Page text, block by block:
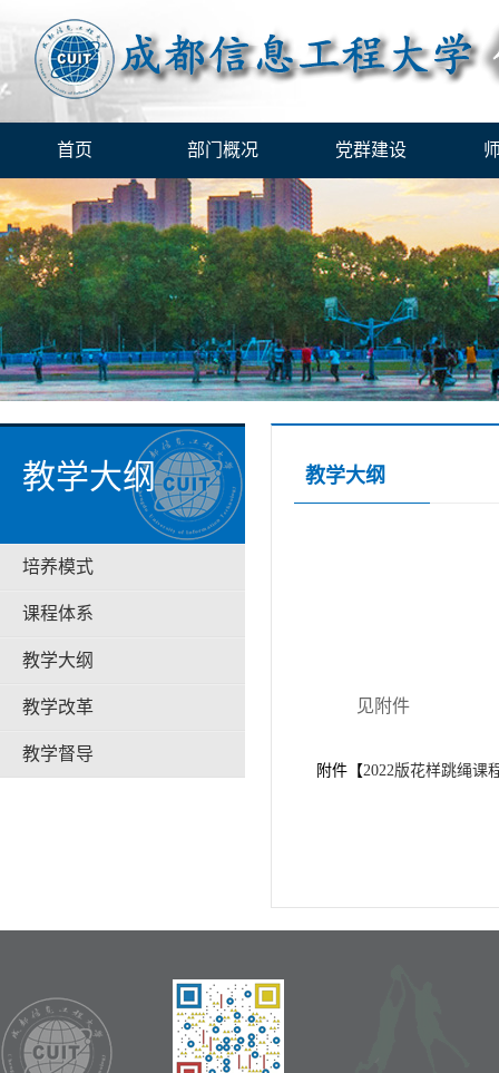
首页 部门概况 党群建设
教学大纲
培养模式
课程体系
教学大纲
教学改革
教学督导
教学大纲
见附件
附件【2022版花样跳绳课